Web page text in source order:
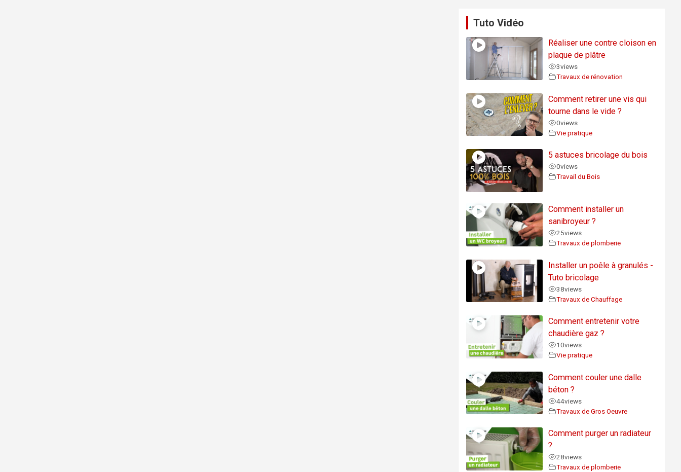
Tuto Vidéo
Réaliser une contre cloison en
plaque de plâtre
3views
Travaux de rénovation
Comment retirer une vis qui
tourne dans le vide ?
0views
Vie pratique
5 astuces bricolage du bois
0views
Travail du Bois
Comment installer un
sanibroyeur ?
25views
Travaux de plomberie
Installer un poêle à granulés -
Tuto bricolage
38views
Travaux de Chauffage
Comment entretenir votre
chaudière gaz ?
10views
Vie pratique
Comment couler une dalle
béton ?
44views
Travaux de Gros Oeuvre
Comment purger un radiateur
?
28views
Travaux de plomberie